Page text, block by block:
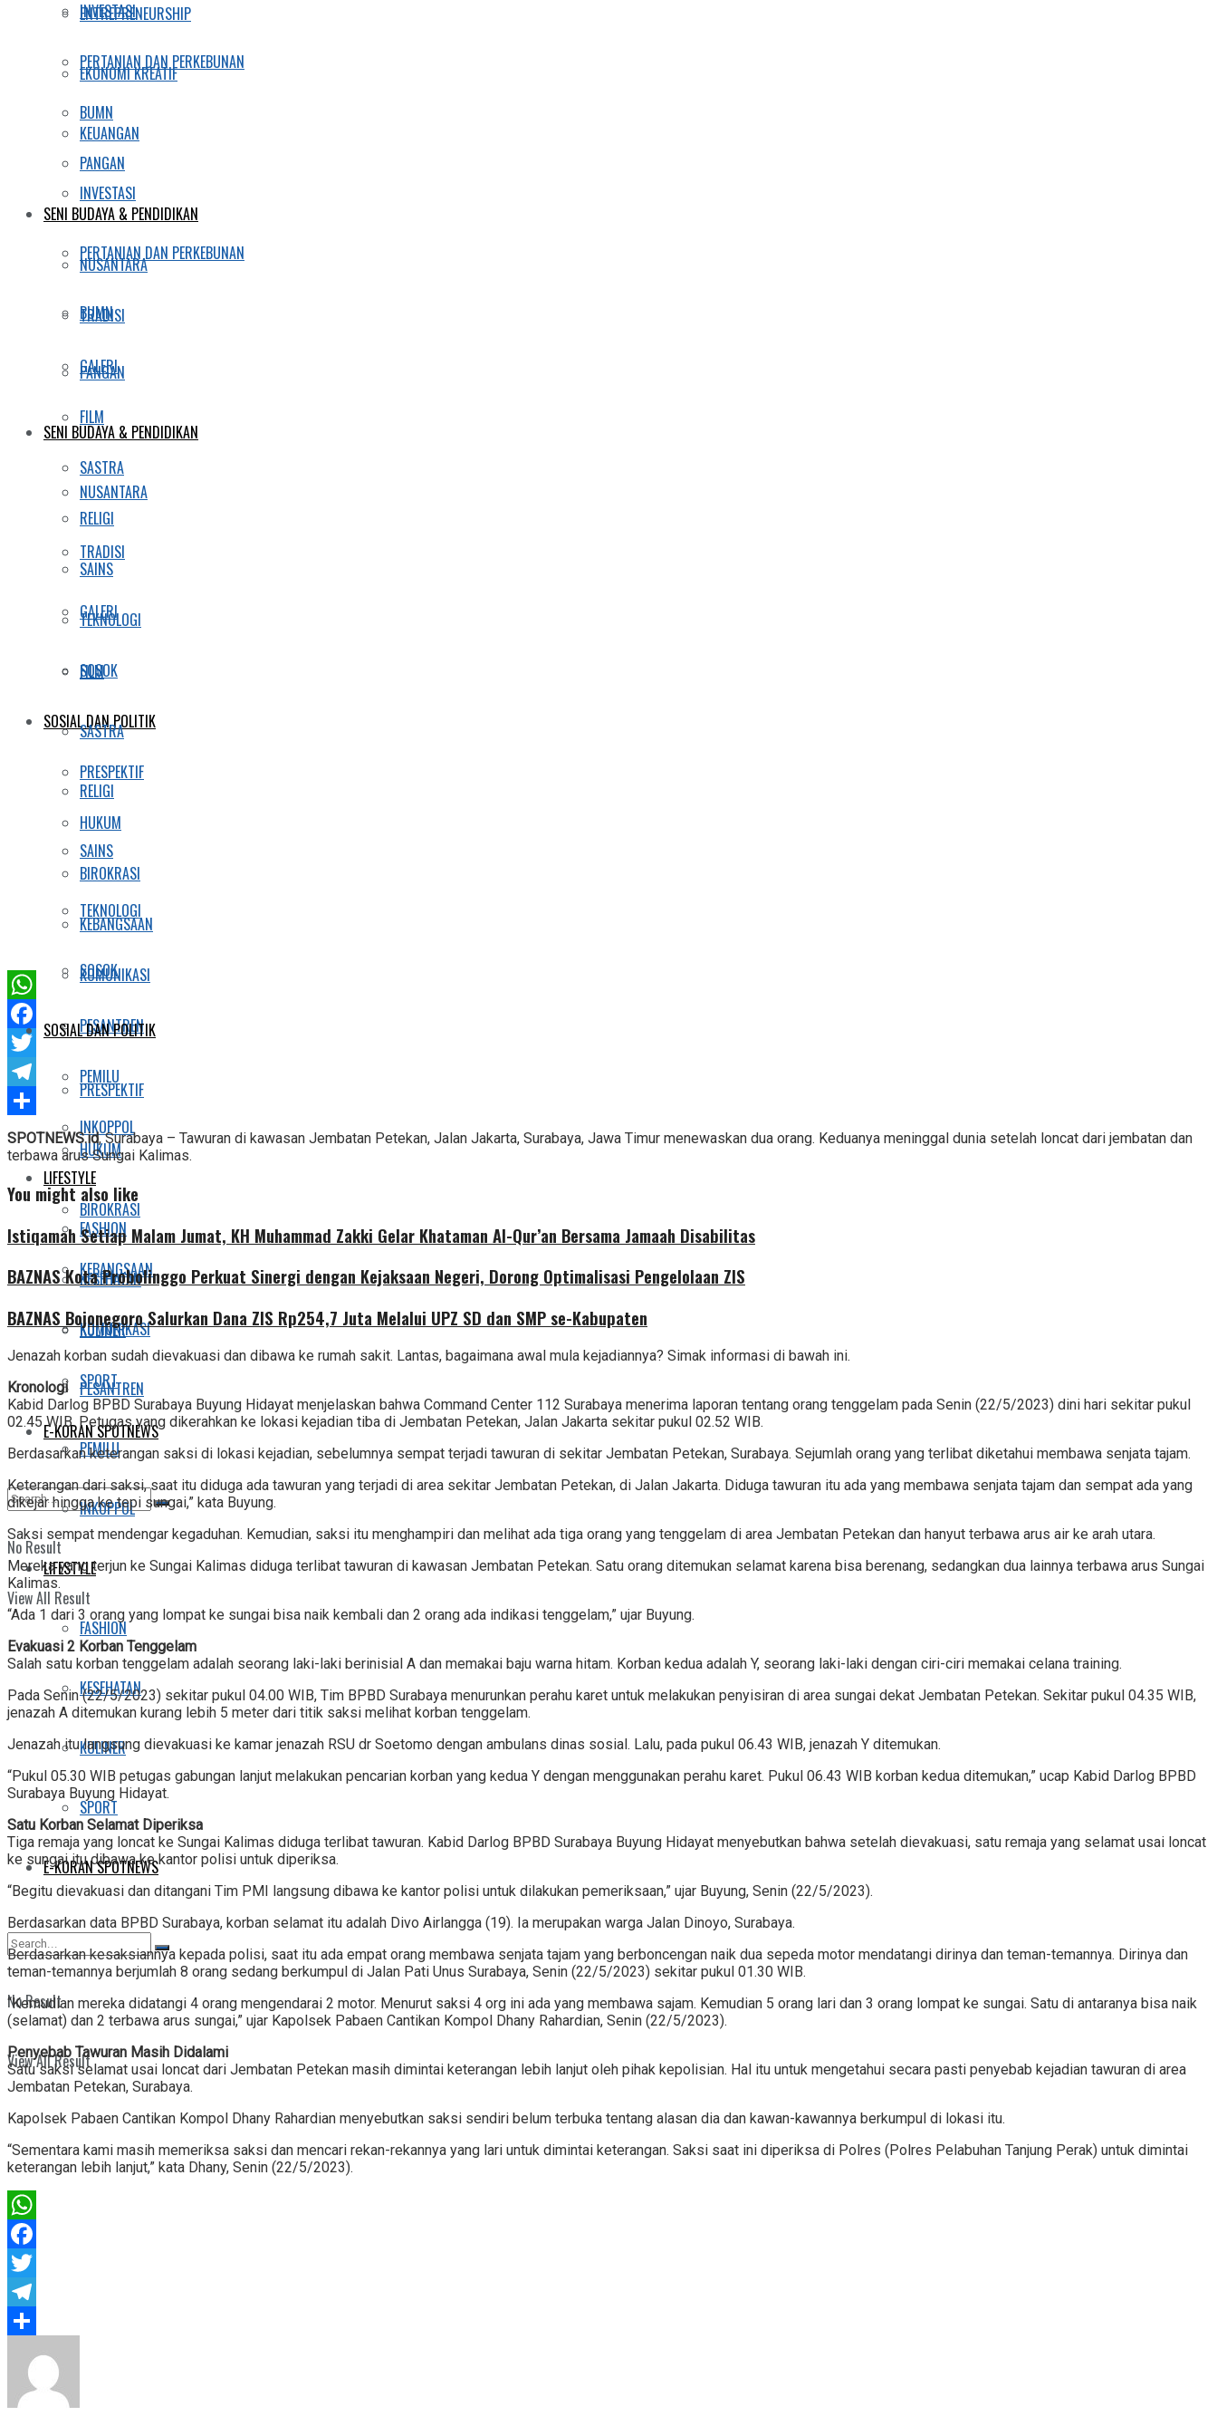
INVESTASI
PERTANIAN DAN PERKEBUNAN
BUMN
PANGAN
SENI BUDAYA & PENDIDIKAN
NUSANTARA
TRADISI
GALERI
FILM
SASTRA
RELIGI
SAINS
TEKNOLOGI
SOSOK
SOSIAL DAN POLITIK
PRESPEKTIF
HUKUM
BIROKRASI
KEBANGSAAN
KOMUNIKASI
PESANTREN
PEMILU
INKOPPOL
LIFESTYLE
FASHION
KESEHATAN
KULINER
SPORT
E-KORAN SPOTNEWS
No Result
View All Result
ENTREPRENEURSHIP
EKONOMI KREATIF
KEUANGAN
INVESTASI
PERTANIAN DAN PERKEBUNAN
BUMN
PANGAN
SENI BUDAYA & PENDIDIKAN
NUSANTARA
TRADISI
GALERI
FILM
SASTRA
RELIGI
SAINS
TEKNOLOGI
SOSOK
SOSIAL DAN POLITIK
PRESPEKTIF
HUKUM
BIROKRASI
KEBANGSAAN
KOMUNIKASI
PESANTREN
PEMILU
INKOPPOL
LIFESTYLE
FASHION
KESEHATAN
KULINER
SPORT
E-KORAN SPOTNEWS
No Result
View All Result
WhatsApp
Facebook
Twitter
Telegram
Share
SPOTNEWS.id, Surabaya – Tawuran di kawasan Jembatan Petekan, Jalan Jakarta, Surabaya, Jawa Timur menewaskan dua orang. Keduanya meninggal dunia setelah loncat dari jembatan dan
terbawa arus Sungai Kalimas.
You might also like
Istiqamah Setiap Malam Jumat, KH Muhammad Zakki Gelar Khataman Al-Qur’an Bersama Jamaah Disabilitas
BAZNAS Kota Probolinggo Perkuat Sinergi dengan Kejaksaan Negeri, Dorong Optimalisasi Pengelolaan ZIS
BAZNAS Bojonegoro Salurkan Dana ZIS Rp254,7 Juta Melalui UPZ SD dan SMP se-Kabupaten
Jenazah korban sudah dievakuasi dan dibawa ke rumah sakit. Lantas, bagaimana awal mula kejadiannya? Simak informasi di bawah ini.
Kronologi
Kabid Darlog BPBD Surabaya Buyung Hidayat menjelaskan bahwa Command Center 112 Surabaya menerima laporan tentang orang tenggelam pada Senin (22/5/2023) dini hari sekitar pukul
02.45 WIB. Petugas yang dikerahkan ke lokasi kejadian tiba di Jembatan Petekan, Jalan Jakarta sekitar pukul 02.52 WIB.
Berdasarkan keterangan saksi di lokasi kejadian, sebelumnya sempat terjadi tawuran di sekitar Jembatan Petekan, Surabaya. Sejumlah orang yang terlibat diketahui membawa senjata tajam.
Keterangan dari saksi, saat itu diduga ada tawuran yang terjadi di area sekitar Jembatan Petekan, di Jalan Jakarta. Diduga tawuran itu ada yang membawa senjata tajam dan sempat ada yang
dikejar hingga ke tepi sungai,” kata Buyung.
Saksi sempat mendengar kegaduhan. Kemudian, saksi itu menghampiri dan melihat ada tiga orang yang tenggelam di area Jembatan Petekan dan hanyut terbawa arus air ke arah utara.
Mereka yang terjun ke Sungai Kalimas diduga terlibat tawuran di kawasan Jembatan Petekan. Satu orang ditemukan selamat karena bisa berenang, sedangkan dua lainnya terbawa arus Sungai
Kalimas.
“Ada 1 dari 3 orang yang lompat ke sungai bisa naik kembali dan 2 orang ada indikasi tenggelam,” ujar Buyung.
Evakuasi 2 Korban Tenggelam
Salah satu korban tenggelam adalah seorang laki-laki berinisial A dan memakai baju warna hitam. Korban kedua adalah Y, seorang laki-laki dengan ciri-ciri memakai celana training.
Pada Senin (22/5/2023) sekitar pukul 04.00 WIB, Tim BPBD Surabaya menurunkan perahu karet untuk melakukan penyisiran di area sungai dekat Jembatan Petekan. Sekitar pukul 04.35 WIB,
jenazah A ditemukan kurang lebih 5 meter dari titik saksi melihat korban tenggelam.
Jenazah itu langsung dievakuasi ke kamar jenazah RSU dr Soetomo dengan ambulans dinas sosial. Lalu, pada pukul 06.43 WIB, jenazah Y ditemukan.
“Pukul 05.30 WIB petugas gabungan lanjut melakukan pencarian korban yang kedua Y dengan menggunakan perahu karet. Pukul 06.43 WIB korban kedua ditemukan,” ucap Kabid Darlog BPBD
Surabaya Buyung Hidayat.
Satu Korban Selamat Diperiksa
Tiga remaja yang loncat ke Sungai Kalimas diduga terlibat tawuran. Kabid Darlog BPBD Surabaya Buyung Hidayat menyebutkan bahwa setelah dievakuasi, satu remaja yang selamat usai loncat
ke sungai itu dibawa ke kantor polisi untuk diperiksa.
“Begitu dievakuasi dan ditangani Tim PMI langsung dibawa ke kantor polisi untuk dilakukan pemeriksaan,” ujar Buyung, Senin (22/5/2023).
Berdasarkan data BPBD Surabaya, korban selamat itu adalah Divo Airlangga (19). Ia merupakan warga Jalan Dinoyo, Surabaya.
Berdasarkan kesaksiannya kepada polisi, saat itu ada empat orang membawa senjata tajam yang berboncengan naik dua sepeda motor mendatangi dirinya dan teman-temannya. Dirinya dan
teman-temannya berjumlah 8 orang sedang berkumpul di Jalan Pati Unus Surabaya, Senin (22/5/2023) sekitar pukul 01.30 WIB.
“Kemudian mereka didatangi 4 orang mengendarai 2 motor. Menurut saksi 4 org ini ada yang membawa sajam. Kemudian 5 orang lari dan 3 orang lompat ke sungai. Satu di antaranya bisa naik
(selamat) dan 2 terbawa arus sungai,” ujar Kapolsek Pabaen Cantikan Kompol Dhany Rahardian, Senin (22/5/2023).
Penyebab Tawuran Masih Didalami
Satu saksi selamat usai loncat dari Jembatan Petekan masih dimintai keterangan lebih lanjut oleh pihak kepolisian. Hal itu untuk mengetahui secara pasti penyebab kejadian tawuran di area
Jembatan Petekan, Surabaya.
Kapolsek Pabaen Cantikan Kompol Dhany Rahardian menyebutkan saksi sendiri belum terbuka tentang alasan dia dan kawan-kawannya berkumpul di lokasi itu.
“Sementara kami masih memeriksa saksi dan mencari rekan-rekannya yang lari untuk dimintai keterangan. Saksi saat ini diperiksa di Polres (Polres Pelabuhan Tanjung Perak) untuk dimintai
keterangan lebih lanjut,” kata Dhany, Senin (22/5/2023).
WhatsApp
Facebook
Twitter
Telegram